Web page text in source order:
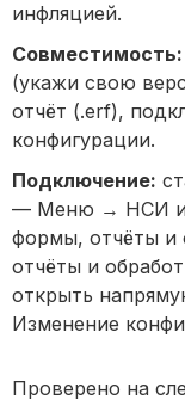
инфляцией.
Совместимость:
(укажи свою
отчёт (.erf),
конфигурации.
Подключение:
— Меню → НСИ и
формы, отчёты и
отчёты и
открыть
Изменение
Проверено на